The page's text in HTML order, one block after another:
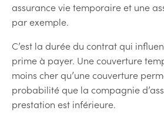
assurance vie temporaire et une
par exemple.
C’est la durée du contrat qui
prime à payer. Une couverture
moins cher qu’une couverture
probabilité que la compagnie
prestation est inférieure.